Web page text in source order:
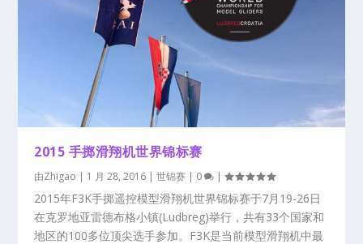
2015 手掷滑翔机世界锦标赛
由Zhigao | 1 月 28, 2016 |世锦赛 | 0 |
2015年F3K手掷遥控模型滑翔机世界锦标赛于7月19-26日
在克罗地亚雷德布格小镇(Ludbreg)举行，共有33个国家和
地区的100多位顶尖选手参加。F3K是当前模型滑翔机中最